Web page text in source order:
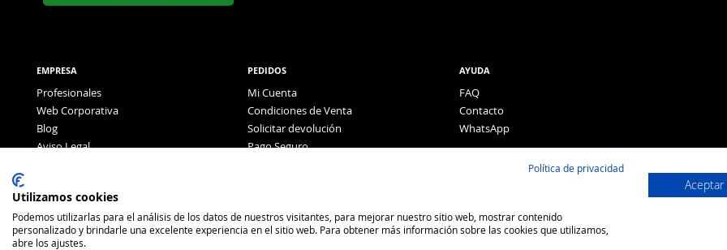
EMPRESA
Profesionales
Web Corporativa
Blog
Aviso Legal
PEDIDOS
Mi Cuenta
Condiciones de Venta
Solicitar devolución
Pago Seguro
AYUDA
FAQ
Contacto
WhatsApp
Política de privacidad
Utilizamos cookies
Podemos utilizarlas para el análisis de los datos de nuestros visitantes, para mejorar nuestro sitio web, mostrar contenido
personalizado y brindarle una excelente experiencia en el sitio web. Para obtener más información sobre las cookies que utilizamos,
abre los ajustes.